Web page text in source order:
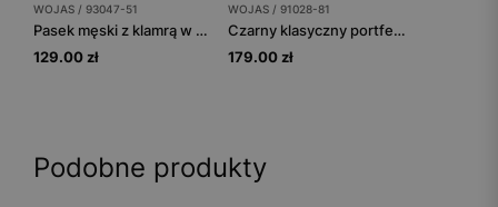
WOJAS / 93047-51
Pasek męski z klamrą w kolorze czarnym
129.00 zł
WOJAS / 91028-81
Czarny klasyczny portfel męski
179.00 zł
Podobne produkty